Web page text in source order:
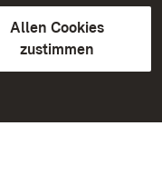
Allen Cookies
zustimmen